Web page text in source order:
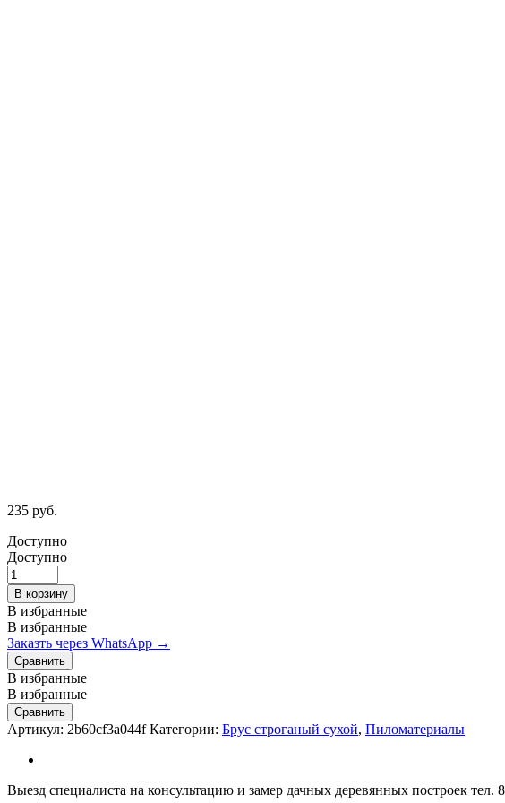
235 руб.
Доступно
Доступно
Брусок
строганый
сухой
50х50х3000
quantity
В корзину
В избранные
В избранные
Заказть через WhatsApp →
Сравнить
В избранные
В избранные
Сравнить
Артикул: 2b60cf3a044f Категории: Брус строганый сухой, Пиломатериалы
Выезд специалиста на консультацию и замер дачных деревянных построек тел.